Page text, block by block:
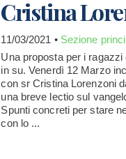
Cristina
11/03/2021 • Sezione
Una proposta per i
in su. Venerdì 12 Marzo
con sr Cristina Lorenzoni
una breve lectio sul
Spunti concreti per stare
con lo ...